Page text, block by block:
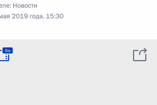
Новости
2019 года, 15:30
6м